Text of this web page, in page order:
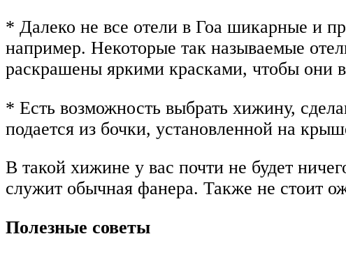
* Далеко не все отели в Гоа шикарные и
например. Некоторые так называемые
раскрашены яркими красками, чтобы они
* Есть возможность выбрать хижину,
подается из бочки, установленной на
В такой хижине у вас почти не будет
служит обычная фанера. Также не стоит
Полезные советы